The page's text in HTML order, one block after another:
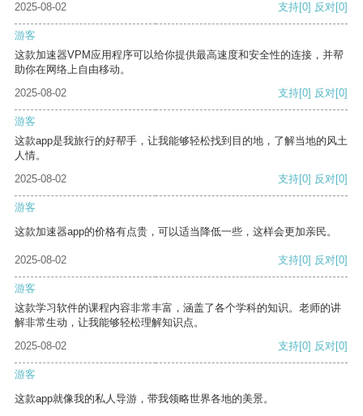
2025-08-02 支持[0] 反对[0]
游客
这款加速器VPM应用程序可以给你提供最高速度和安全性的连接，并帮
助你在网络上自由移动。
2025-08-02
支持[0] 反对[0]
游客
这款app是我旅行的好帮手，让我能够轻松找到目的地，了解当地的风土
人情。
2025-08-02
支持[0] 反对[0]
游客
这款加速器app的价格有点贵，可以适当降低一些，这样会更加亲民。
2025-08-02 支持[0] 反对[0]
游客
这款学习软件的课程内容非常丰富，涵盖了各个学科的知识。老师的讲
解非常生动，让我能够轻松理解知识点。
2025-08-02
支持[0] 反对[0]
游客
这款app就像我的私人导游，带我领略世界各地的美景。